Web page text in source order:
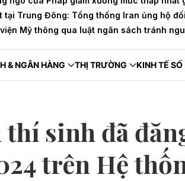
tại Trung Đông: Tổng thống Iran ủng hộ
Mỹ thông qua luật ngân sách tránh
& NGÂN HÀNG THỊ TRƯỜNG KINH TẾ SỐ
thí sinh đã
trên Hệ